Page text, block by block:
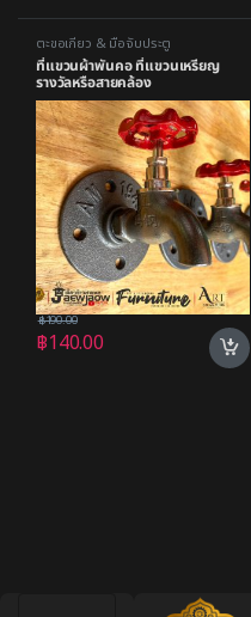
ตะขอเกี่ยว & มือจับประตู
ที่แขวนผ้าพันคอ ที่แขวนเหรียญ
รางวัลหรือสายคล้อง
฿140.00
฿190.00